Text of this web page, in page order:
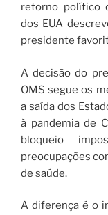
retorno político
dos EUA
presidente
A decisão do
OMS segue os
a saída dos
à pandemia de
bloqueio
preocupações
de saúde.
A diferença é o